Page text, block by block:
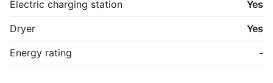
Electric charging station
Yes
Dryer
Yes
Energy rating
-